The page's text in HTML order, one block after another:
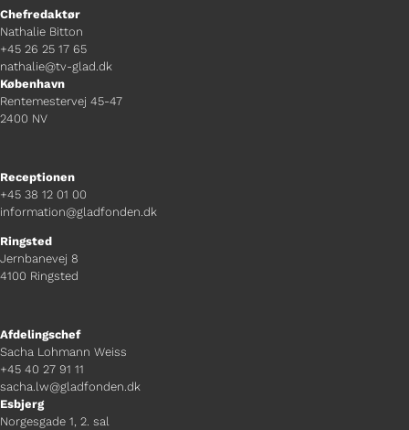
Chefredaktør
Nathalie Bitton
+45 26 25 17 65
nathalie@tv-glad.dk
København
Rentemestervej 45-47
2400 NV
Receptionen
+45 38 12 01 00
information@gladfonden.dk
Ringsted
Jernbanevej 8
4100 Ringsted
Afdelingschef
Sacha Lohmann Weiss
+45 40 27 91 11
sacha.lw@gladfonden.dk
Esbjerg
Norgesgade 1, 2. sal